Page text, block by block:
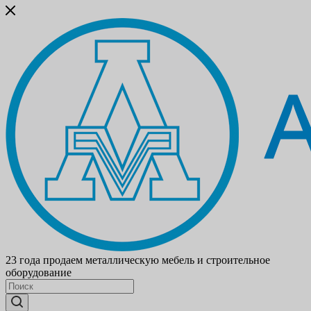
23 года продаем металлическую мебель и строительное
оборудование